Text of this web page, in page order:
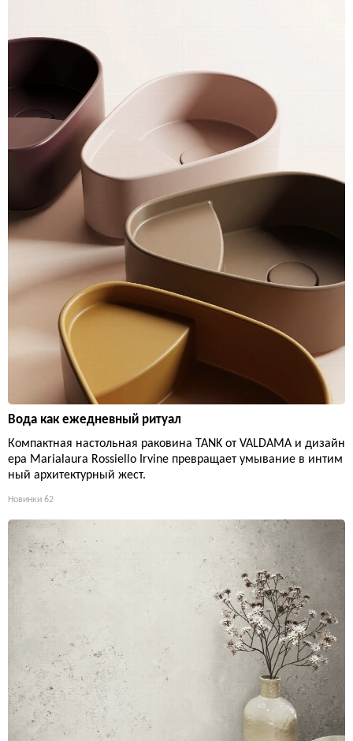
Вода как ежедневный ритуал
Компактная настольная раковина TANK от VALDAMA и дизайн
ера Marialaura Rossiello Irvine превращает умывание в интим
ный архитектурный жест.
Новинки 62